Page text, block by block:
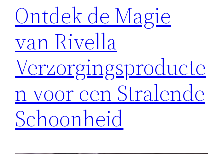
Ontdek de Magie
van Rivella
Verzorgingsproducte
n voor een Stralende
Schoonheid